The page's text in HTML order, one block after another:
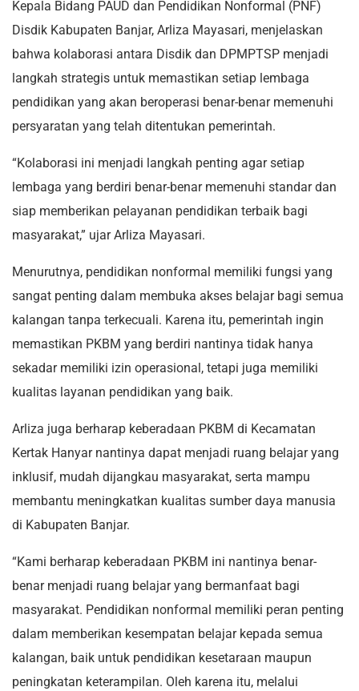
Kepala Bidang PAUD dan Pendidikan Nonformal (PNF)
Disdik Kabupaten Banjar, Arliza Mayasari, menjelaskan
bahwa kolaborasi antara Disdik dan DPMPTSP menjadi
langkah strategis untuk memastikan setiap lembaga
pendidikan yang akan beroperasi benar-benar memenuhi
persyaratan yang telah ditentukan pemerintah.
“Kolaborasi ini menjadi langkah penting agar setiap
lembaga yang berdiri benar-benar memenuhi standar dan
siap memberikan pelayanan pendidikan terbaik bagi
masyarakat,” ujar Arliza Mayasari.
Menurutnya, pendidikan nonformal memiliki fungsi yang
sangat penting dalam membuka akses belajar bagi semua
kalangan tanpa terkecuali. Karena itu, pemerintah ingin
memastikan PKBM yang berdiri nantinya tidak hanya
sekadar memiliki izin operasional, tetapi juga memiliki
kualitas layanan pendidikan yang baik.
Arliza juga berharap keberadaan PKBM di Kecamatan
Kertak Hanyar nantinya dapat menjadi ruang belajar yang
inklusif, mudah dijangkau masyarakat, serta mampu
membantu meningkatkan kualitas sumber daya manusia
di Kabupaten Banjar.
“Kami berharap keberadaan PKBM ini nantinya benar-
benar menjadi ruang belajar yang bermanfaat bagi
masyarakat. Pendidikan nonformal memiliki peran penting
dalam memberikan kesempatan belajar kepada semua
kalangan, baik untuk pendidikan kesetaraan maupun
peningkatan keterampilan. Oleh karena itu, melalui